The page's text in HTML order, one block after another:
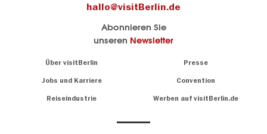
hallo@visitBerlin.de
Abonnieren Sie
unseren Newsletter
Über visitBerlin Presse
Jobs und Karriere Convention
Reiseindustrie Werben auf visitBerlin.de
sind
für Sie da.
Insidertipps